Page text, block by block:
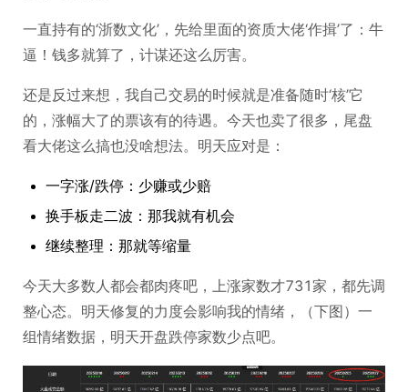
一直持有的‘浙数文化’，先给里面的资质大佬‘作揖’了：牛
逼！钱多就算了，计谋还这么厉害。
还是反过来想，我自己交易的时候就是准备随时‘核’它
的，涨幅大了的票该有的待遇。今天也卖了很多，尾盘
看大佬这么搞也没啥想法。明天应对是：
一字涨/跌停：少赚或少赔
换手板走二波：那我就有机会
继续整理：那就等缩量
今天大多数人都会都肉疼吧，上涨家数才731家，都先调
整心态。明天修复的力度会影响我的情绪，（下图）一
组情绪数据，明天开盘跌停家数少点吧。